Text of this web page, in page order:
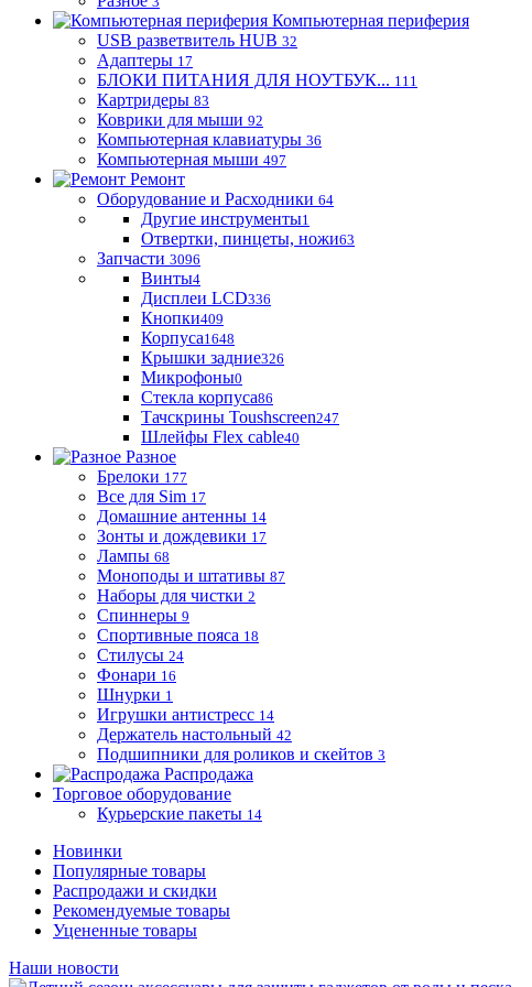
Компьютерная периферия
USB разветвитель HUB 32
Адаптеры 17
БЛОКИ ПИТАНИЯ ДЛЯ НОУТБУК... 111
Картридеры 83
Коврики для мыши 92
Компьютерная клавиатуры 36
Компьютерная мыши 497
Ремонт
Оборудование и Расходники 64
Другие инструменты1
Отвертки, пинцеты, ножи63
Запчасти 3096
Винты4
Дисплеи LCD336
Кнопки409
Корпуса1648
Крышки задние326
Микрофоны0
Стекла корпуса86
Тачскрины Toushscreen247
Шлейфы Flex cable40
Разное
Брелоки 177
Все для Sim 17
Домашние антенны 14
Зонты и дождевики 17
Лампы 68
Моноподы и штативы 87
Наборы для чистки 2
Спиннеры 9
Спортивные пояса 18
Стилусы 24
Фонари 16
Шнурки 1
Игрушки антистресс 14
Держатель настольный 42
Подшипники для роликов и скейтов 3
Распродажа
Торговое оборудование
Курьерские пакеты 14
Новинки
Популярные товары
Распродажи и скидки
Рекомендуемые товары
Уцененные товары
Наши новости